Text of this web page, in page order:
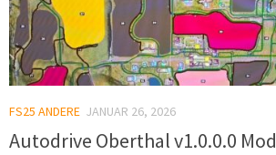
FS25 ANDERE JANUAR 26, 2026
Autodrive Oberthal v1.0.0.0 Mod